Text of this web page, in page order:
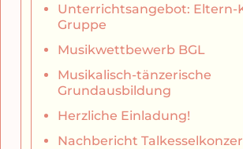
Unterrichtsangebot: Eltern-
Gruppe
Musikwettbewerb BGL
Musikalisch-tänzerische
Grundausbildung
Herzliche Einladung!
Nachbericht